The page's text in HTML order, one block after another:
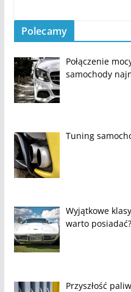
Polecamy
Połączenie
samochody
Tuning
Wyjątkowe
warto posiadać?
Przyszłość